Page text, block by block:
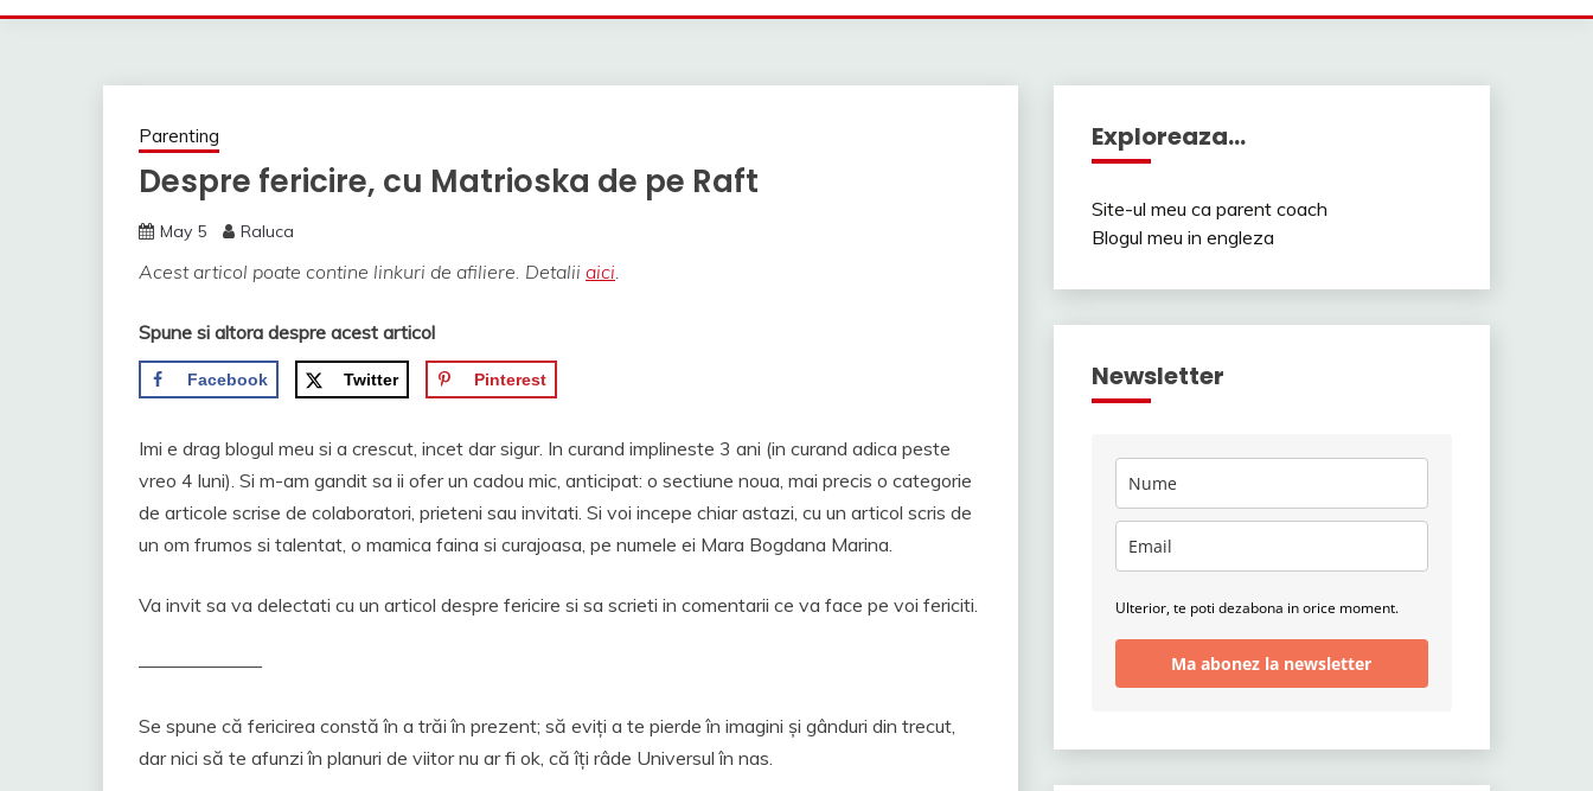
Parenting
Despre fericire, cu Matrioska de pe Raft
May 5 Raluca
Acest articol poate contine linkuri de afiliere. Detalii aici.
Spune si altora despre acest articol
Facebook Twitter Pinterest
Imi e drag blogul meu si a crescut, incet dar sigur. In curand implineste 3 ani (in curand adica peste
vreo 4 luni). Si m-am gandit sa ii ofer un cadou mic, anticipat: o sectiune noua, mai precis o categorie
de articole scrise de colaboratori, prieteni sau invitati. Si voi incepe chiar astazi, cu un articol scris de
un om frumos si talentat, o mamica faina si curajoasa, pe numele ei Mara Bogdana Marina.
Va invit sa va delectati cu un articol despre fericire si sa scrieti in comentarii ce va face pe voi fericiti.
——————–
Se spune că fericirea constă în a trăi în prezent; să eviți a te pierde în imagini și gânduri din trecut,
dar nici să te afunzi în planuri de viitor nu ar fi ok, că îți râde Universul în nas.
Exploreaza…
Site-ul meu ca parent coach
Blogul meu in engleza
Newsletter
Ulterior, te poti dezabona in orice moment.
Ma abonez la newsletter